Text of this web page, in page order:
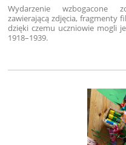
Wydarzenie wzbogacone
zawierającą zdjęcia, fragmenty
dzięki czemu uczniowie mogli
1918–1939.